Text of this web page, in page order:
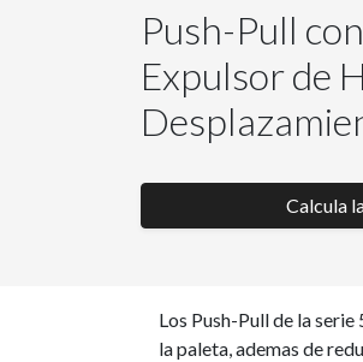
Push-Pull
Expulsor de
Calcula
Los Push-Pull de la
la paleta, ademas de